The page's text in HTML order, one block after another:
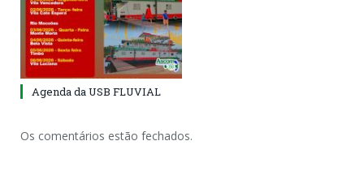
Agenda da USB FLUVIAL
Os comentários estão fechados.